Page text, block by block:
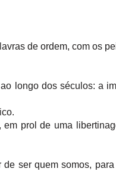
de ordem, com os
longo dos séculos: a
prol de uma
ser quem somos,